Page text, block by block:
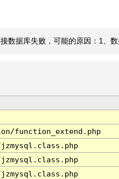
数据库失败，可能的原因：1、
function_extend.php